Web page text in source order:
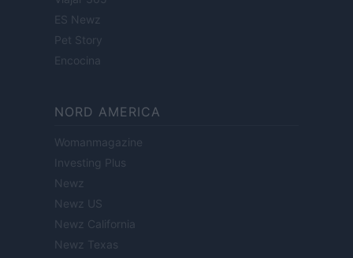
ES Newz
Pet Story
Encocina
NORD AMERICA
Womanmagazine
Investing Plus
Newz
Newz US
Newz California
Newz Texas